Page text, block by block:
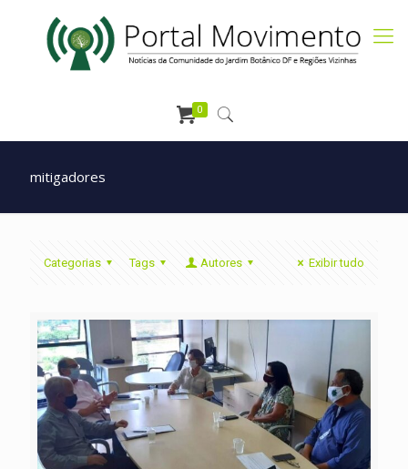
0
mitigadores
Categorias Tags Autores Exibir tudo